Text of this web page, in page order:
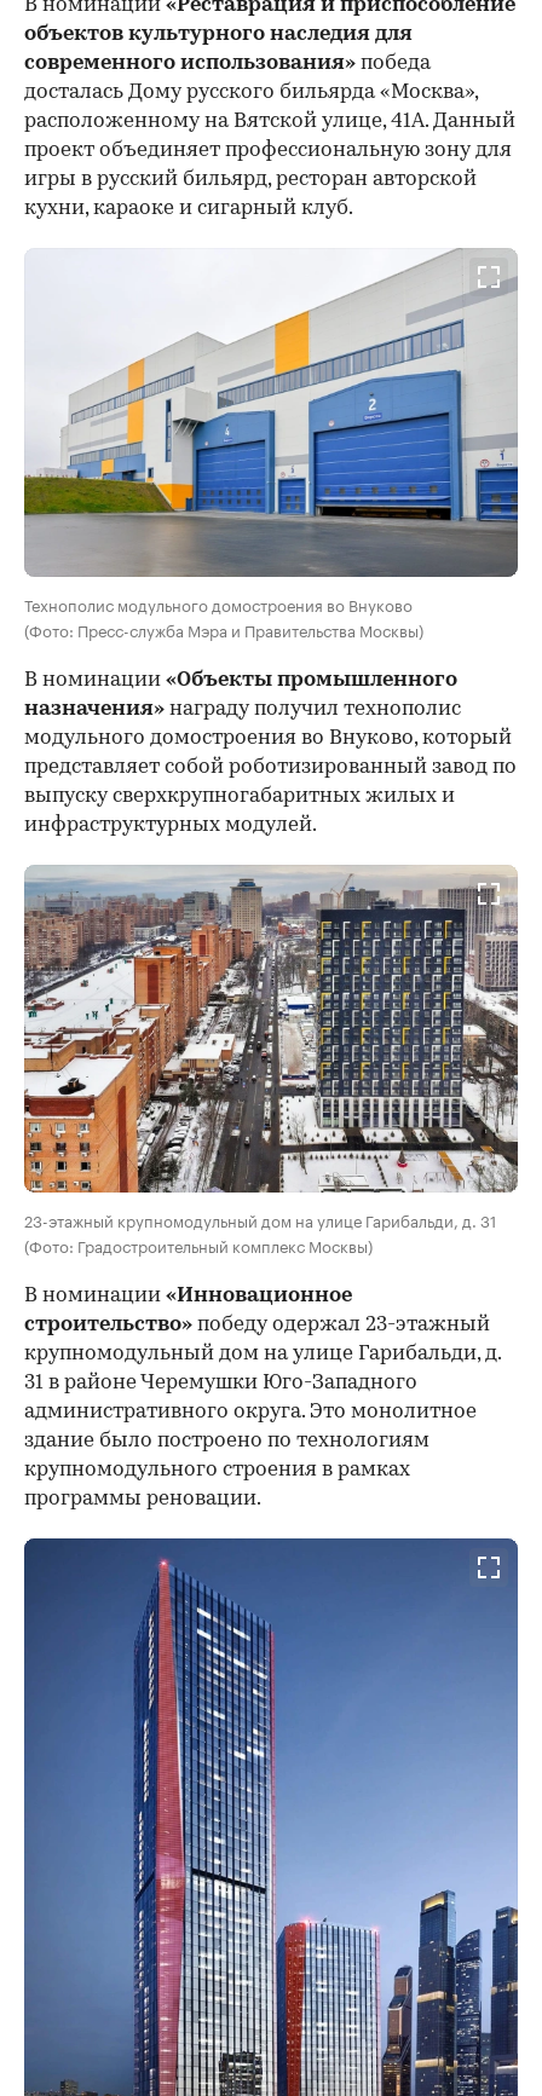
В номинации «Реставрация и приспособление
объектов культурного наследия для
современного использования» победа
досталась Дому русского бильярда «Москва»,
расположенному на Вятской улице, 41А. Данный
проект объединяет профессиональную зону для
игры в русский бильярд, ресторан авторской
кухни, караоке и сигарный клуб.
Технополис модульного домостроения во Внуково
(Фото: Пресс-служба Мэра и Правительства Москвы)
В номинации «Объекты промышленного
назначения» награду получил технополис
модульного домостроения во Внуково, который
представляет собой роботизированный завод по
выпуску сверхкрупногабаритных жилых и
инфраструктурных модулей.
23-этажный крупномодульный дом на улице Гарибальди, д. 31
(Фото: Градостроительный комплекс Москвы)
В номинации «Инновационное
строительство» победу одержал 23-этажный
крупномодульный дом на улице Гарибальди, д.
31 в районе Черемушки Юго-Западного
административного округа. Это монолитное
здание было построено по технологиям
крупномодульного строения в рамках
программы реновации.